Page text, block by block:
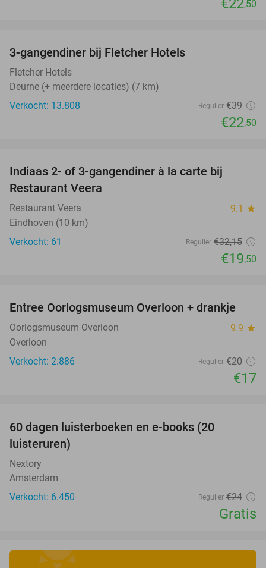
€22,50
3-gangendiner bij Fletcher Hotels
Fletcher Hotels
Deurne (+ meerdere locaties) (7 km)
Verkocht: 13.808
Regulier €39
€22,50
Indiaas 2- of 3-gangendiner à la carte bij
Restaurant Veera
Restaurant Veera 9.1 star
Eindhoven (10 km)
Verkocht: 61
Regulier €32,15
€19,50
15%
Entree Oorlogsmuseum Overloon + drankje
Oorlogsmuseum Overloon 9.9 star
Overloon
Verkocht: 2.886
Regulier €20
€17
60 dagen luisterboeken en e-books (20
luisteruren)
Nextory
Amsterdam
Verkocht: 6.450
Regulier €24
Gratis